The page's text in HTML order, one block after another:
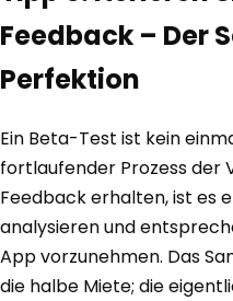
Feedback – Der
Perfektion
Ein Beta-Test ist kein
fortlaufender Prozess der
Feedback erhalten, ist es
analysieren und
App vorzunehmen. Das
die halbe Miete; die